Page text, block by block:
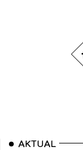
AKTUAL